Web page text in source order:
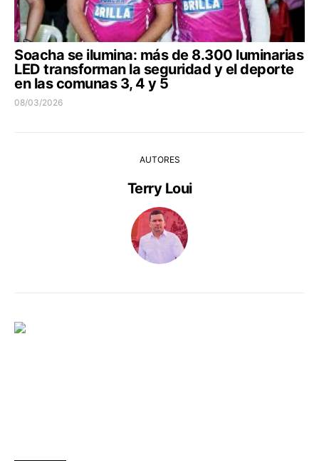
Soacha se ilumina: más de 8.300 luminarias
LED transforman la seguridad y el deporte
en las comunas 3, 4 y 5
08/03/2026
AUTORES
Terry Loui